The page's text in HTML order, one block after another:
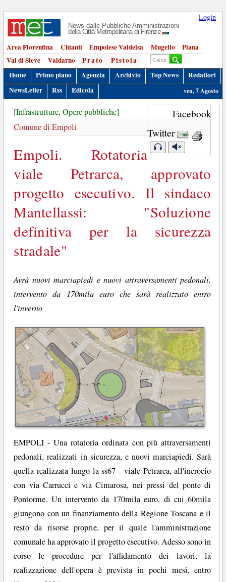
Login
News dalle Pubbliche Amministrazioni
della Città Metropolitana di Firenze
Area Fiorentina Chianti Empolese Valdelsa Mugello
Piana
Val di Sieve
Valdarno Prato
Pistoia
Home
Primo piano Agenzia Archivio Top News
Redattori
NewsLetter
Rss Edicola ven, 7 Agosto
Facebook
Twitter
[Infrastrutture, Opere pubbliche]
Comune di Empoli
Empoli. Rotatoria
viale Petrarca, approvato
progetto esecutivo. Il sindaco
Mantellassi: "Soluzione
definitiva per la sicurezza
stradale"
Avrà nuovi marciapiedi e nuovi attraversamenti pedonali,
intervento da 170mila euro che sarà realizzato entro
l'inverno
EMPOLI - Una rotatoria ordinata con più attraversamenti
pedonali, realizzati in sicurezza, e nuovi marciapiedi. Sarà
quella realizzata lungo la ss67 - viale Petrarca, all'incrocio
con via Carrucci e via Cimarosa, nei pressi del ponte di
Pontorme. Un intervento da 170mila euro, di cui 60mila
giungono con un finanziamento della Regione Toscana e il
resto da risorse proprie, per il quale l'amministrazione
comunale ha approvato il progetto esecutivo. Adesso sono in
corso le procedure per l'affidamento dei lavori, la
realizzazione dell'opera è prevista in pochi mesi, entro